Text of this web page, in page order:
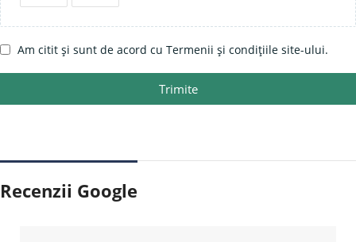
Am citit și sunt de acord cu Termenii și condițiile site-ului.
Trimite
Recenzii Google